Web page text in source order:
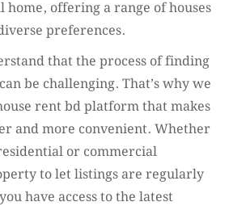
home, offering a range of houses
preferences.
that the process of finding
be challenging. That’s why we
rent bd platform that makes
and more convenient. Whether
or commercial
to let listings are regularly
have access to the latest